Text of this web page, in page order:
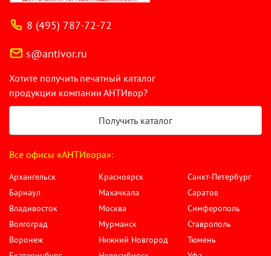
8 (495) 787-72-72
s@antivor.ru
Хотите получить печатный каталог
продукции компании АНТИвор?
Получить каталог
Все офисы «АНТИвора»:
Архангельск
Барнаул
Владивосток
Волгоград
Воронеж
Красноярск
Махачкала
Москва
Мурманск
Нижний Новгород
Санкт-Петербург
Саратов
Симферополь
Ставрополь
Тюмень